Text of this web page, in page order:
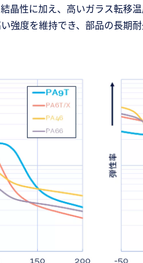
晶性に加え、高いガラス転移
強度を維持でき、部品の長期